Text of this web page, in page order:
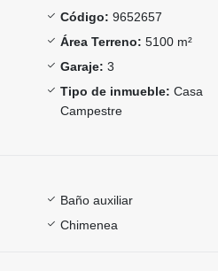
Código: 9652657
Área Terreno: 5100 m²
Garaje: 3
Tipo de inmueble: Casa
Campestre
Baño auxiliar
Chimenea